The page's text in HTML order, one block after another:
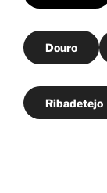
Douro
Ribadetejo